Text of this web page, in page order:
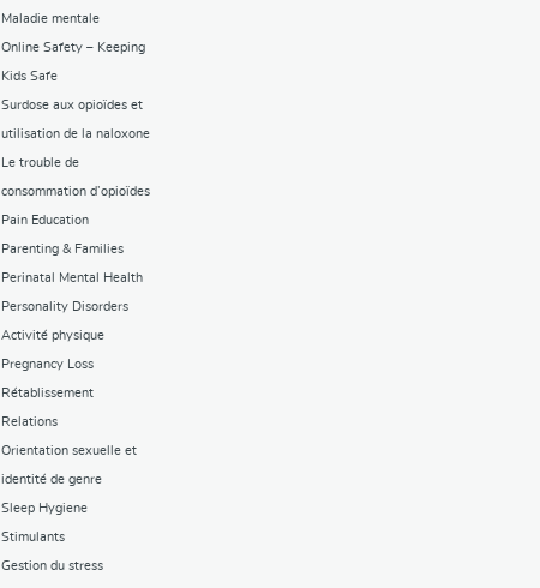
Maladie mentale
Online Safety – Keeping
Kids Safe
Surdose aux opioïdes et
utilisation de la naloxone
Le trouble de
consommation d’opioïdes
Pain Education
Parenting & Families
Perinatal Mental Health
Personality Disorders
Activité physique
Pregnancy Loss
Rétablissement
Relations
Orientation sexuelle et
identité de genre
Sleep Hygiene
Stimulants
Gestion du stress